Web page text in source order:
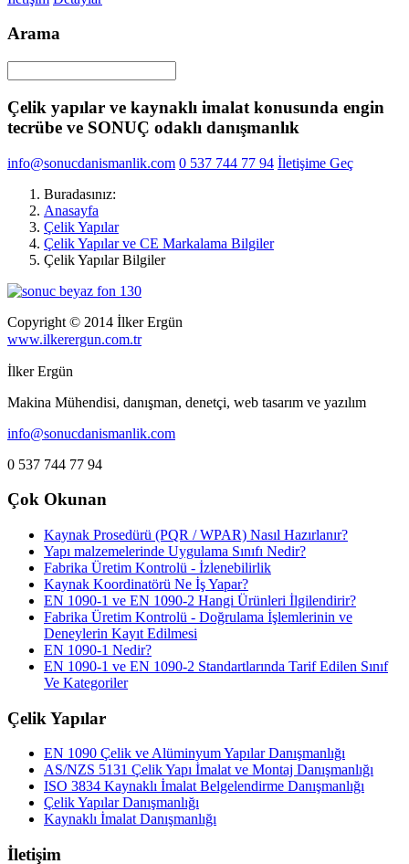
Arama
Çelik yapılar ve kaynaklı imalat konusunda engin
tecrübe ve SONUÇ odaklı danışmanlık
info@sonucdanismanlik.com 0 537 744 77 94 İletişime Geç
Buradasınız:
Anasayfa
Çelik Yapılar
Çelik Yapılar ve CE Markalama Bilgiler
Çelik Yapılar Bilgiler
Copyright © 2014 İlker Ergün
www.ilkerergun.com.tr
İlker Ergün
Makina Mühendisi, danışman, denetçi, web tasarım ve yazılım
info@sonucdanismanlik.com
0 537 744 77 94
Çok Okunan
Kaynak Prosedürü (PQR / WPAR) Nasıl Hazırlanır?
Yapı malzemelerinde Uygulama Sınıfı Nedir?
Fabrika Üretim Kontrolü - İzlenebilirlik
Kaynak Koordinatörü Ne İş Yapar?
EN 1090-1 ve EN 1090-2 Hangi Ürünleri İlgilendirir?
Fabrika Üretim Kontrolü - Doğrulama İşlemlerinin ve
Deneylerin Kayıt Edilmesi
EN 1090-1 Nedir?
EN 1090-1 ve EN 1090-2 Standartlarında Tarif Edilen Sınıf
Ve Kategoriler
Çelik Yapılar
EN 1090 Çelik ve Alüminyum Yapılar Danışmanlığı
AS/NZS 5131 Çelik Yapı İmalat ve Montaj Danışmanlığı
ISO 3834 Kaynaklı İmalat Belgelendirme Danışmanlığı
Çelik Yapılar Danışmanlığı
Kaynaklı İmalat Danışmanlığı
İletişim